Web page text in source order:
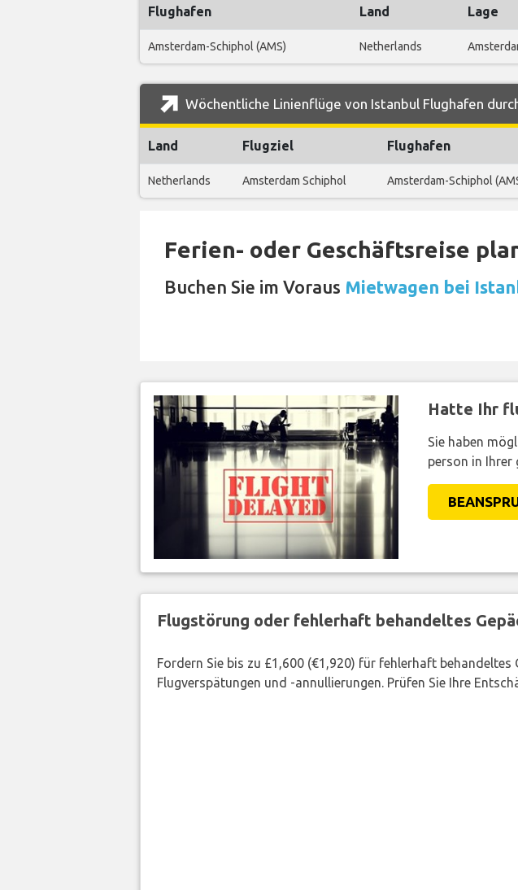
Flughafen Land Lage
Amsterdam-Schiphol (AMS) Netherlands
Wöchentliche Linienflüge von Istanbul Flughafen
Land Flugziel Flughafen
Netherlands Amsterdam Schiphol Amsterdam-Schiphol
Ferien- oder Geschäftsreise
Buchen Sie im Voraus Mietwagen bei
Hatte Ihr
Sie haben
person in Ihrer
Flugstörung oder fehlerhaft behandeltes
Fordern Sie bis zu £1,600 (€1,920) für fehlerhaft
Flugverspätungen und -annullierungen. Prüfen Sie Ihre